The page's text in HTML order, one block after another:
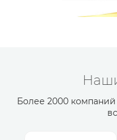
Более 2000